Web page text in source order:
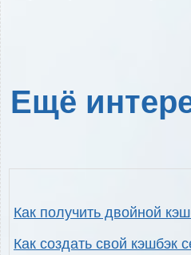
Ещё
Как получить двойной
Как создать свой кэшбэк